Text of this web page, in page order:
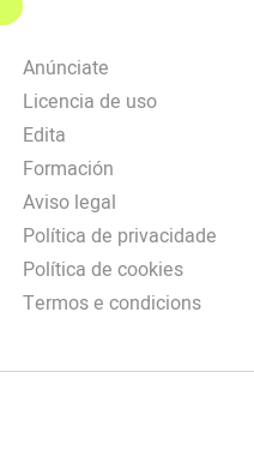
Anúnciate
Licencia de uso
Edita
Formación
Aviso legal
Política de privacidade
Política de cookies
Termos e condicions